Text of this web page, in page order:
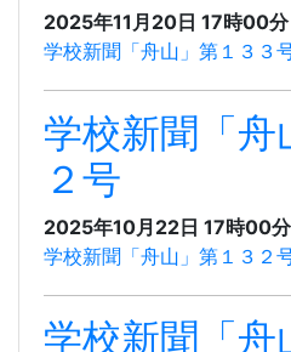
2025年11月20日 17時00分
学校新聞「舟山」第１３３
学校新聞「舟
２号
2025年10月22日 17時00分
学校新聞「舟山」第１３２
学校新聞「舟